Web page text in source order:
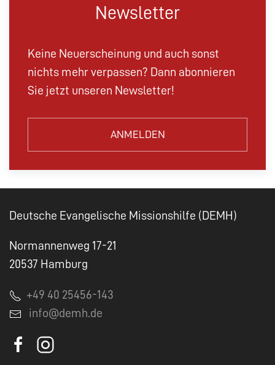
Newsletter
Keine Neuerscheinung und auch sonst
nichts mehr verpassen? Dann abonnieren
Sie jetzt unseren Newsletter!
ANMELDEN
Deutsche Evangelische Missionshilfe (DEMH)
Normannenweg 17-21
20537 Hamburg
+49 40 25456-143
info@demh.de